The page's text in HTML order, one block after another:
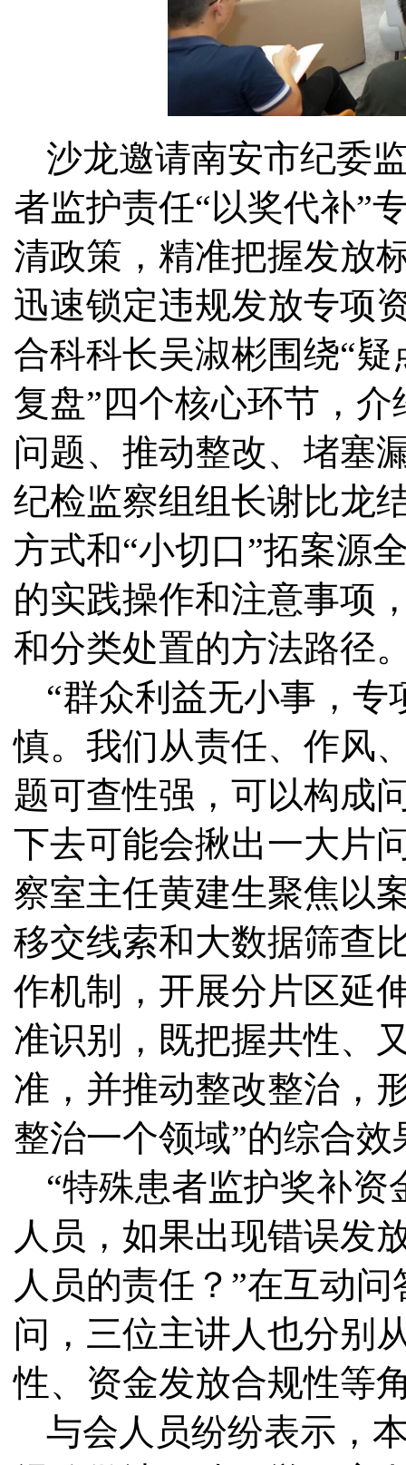
沙龙邀请南安市纪委
者监护责任“以奖代补”
清政策，精准把握发放
迅速锁定违规发放专项
合科科长吴淑彬围绕“
复盘”四个核心环节，
问题、推动整改、堵塞
纪检监察组组长谢比龙
方式和“小切口”拓案源
的实践操作和注意事项
和分类处置的方法路径
“群众利益无小事，
慎。我们从责任、作风
题可查性强，可以构成
下去可能会揪出一大片
察室主任黄建生聚焦以
移交线索和大数据筛查
作机制，开展分片区延
准识别，既把握共性、
准，并推动整改整治，
整治一个领域”的综合效
“特殊患者监护奖补
人员，如果出现错误发
人员的责任？”在互动
问，三位主讲人也分别
性、资金发放合规性等
与会人员纷纷表示，